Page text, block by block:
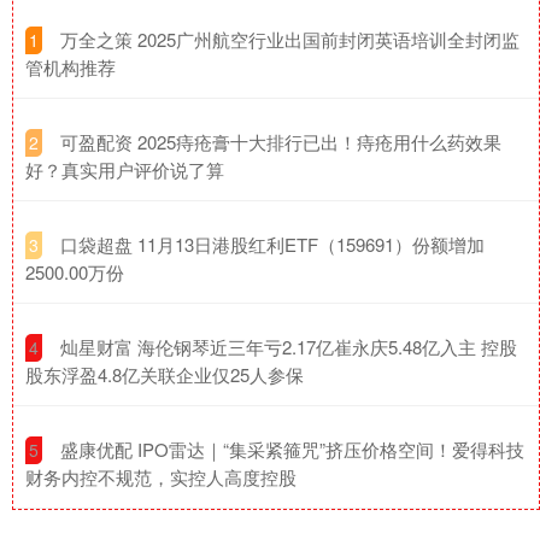
1
​万全之策 2025广州航空行业出国前封闭英语培训全封闭监
管机构推荐
2
​可盈配资 2025痔疮膏十大排行已出！痔疮用什么药效果
好？真实用户评价说了算
3
​口袋超盘 11月13日港股红利ETF（159691）份额增加
2500.00万份
4
​灿星财富 海伦钢琴近三年亏2.17亿崔永庆5.48亿入主 控股
股东浮盈4.8亿关联企业仅25人参保
5
​盛康优配 IPO雷达｜“集采紧箍咒”挤压价格空间！爱得科技
财务内控不规范，实控人高度控股